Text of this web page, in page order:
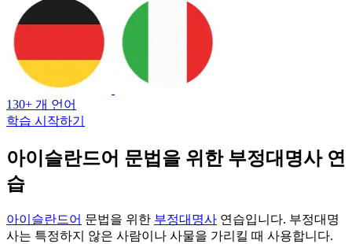
130+ 개 언어
학습 시작하기
아이슬란드어 문법을 위한 부정대명사 연
습
아이슬란드어 문법을 위한 부정대명사 연습입니다. 부정대명
사는 특정하지 않은 사람이나 사물을 가리킬 때 사용합니다.